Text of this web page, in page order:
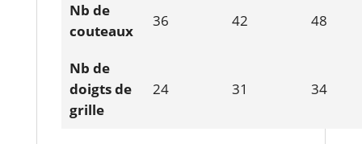
Nb de
couteaux
36 42 48
Nb de
doigts de
grille
24 31 34